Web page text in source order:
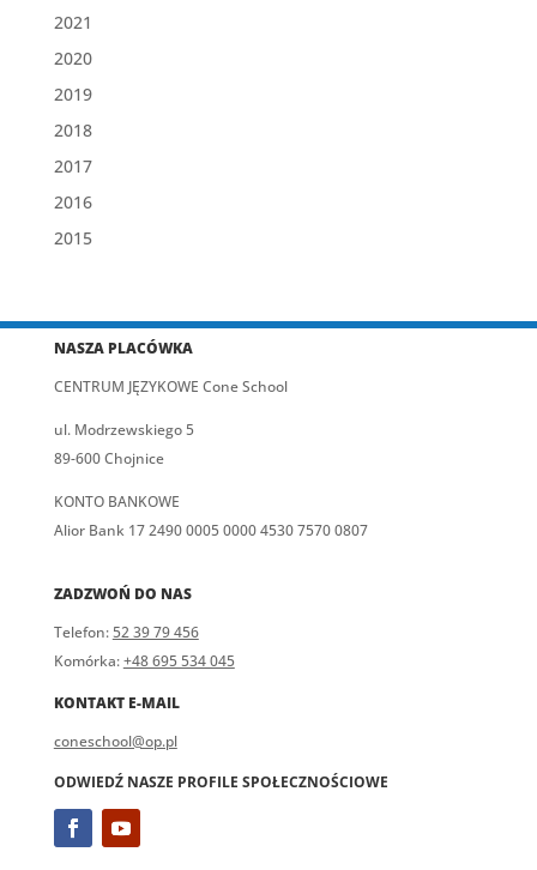
2021
2020
2019
2018
2017
2016
2015
NASZA PLACÓWKA
CENTRUM JĘZYKOWE Cone School
ul. Modrzewskiego 5
89-600 Chojnice
KONTO BANKOWE
Alior Bank 17 2490 0005 0000 4530 7570 0807
ZADZWOŃ DO NAS
Telefon:52 39 79 456
Komórka:+48 695 534 045
KONTAKT E-MAIL
coneschool@op.pl
ODWIEDŹ NASZE PROFILE SPOŁECZNOŚCIOWE